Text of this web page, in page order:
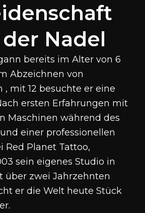
Nadel
bereits im Alter von 6
Abzeichnen von
, mit 12 besuchte er eine
ersten Erfahrungen mit
Maschinen während des
einer professionellen
Red Planet Tattoo,
sein eigenes Studio in
über zwei Jahrzehnten
er die Welt heute Stück
.